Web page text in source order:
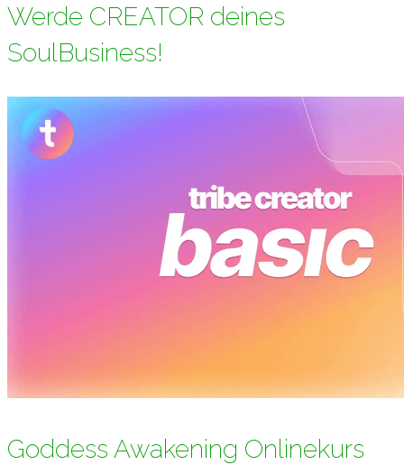
Werde CREATOR deines
SoulBusiness!
Goddess Awakening Onlinekurs